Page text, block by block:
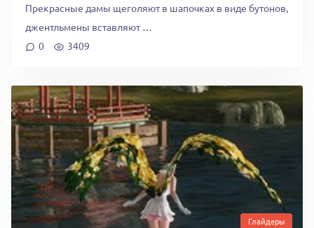
Прекрасные дамы щеголяют в шапочках в виде бутонов,
джентльмены вставляют …
0
3409
Глайдеры